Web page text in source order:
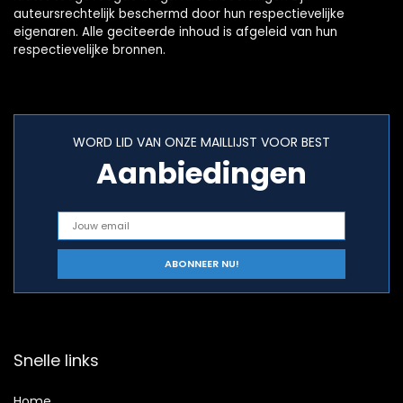
auteursrechtelijk beschermd door hun respectievelijke
eigenaren. Alle geciteerde inhoud is afgeleid van hun
respectievelijke bronnen.
WORD LID VAN ONZE MAILLIJST VOOR BEST
Aanbiedingen
Snelle links